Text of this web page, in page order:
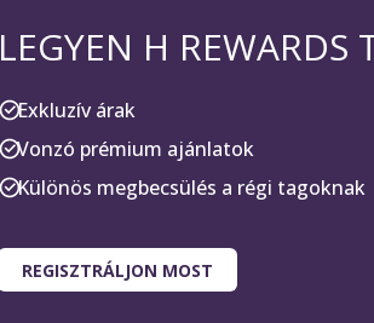
LEGYEN H REWARDS
Exkluzív árak
Vonzó prémium ajánlatok
Különös megbecsülés a régi tagoknak
REGISZTRÁLJON MOST